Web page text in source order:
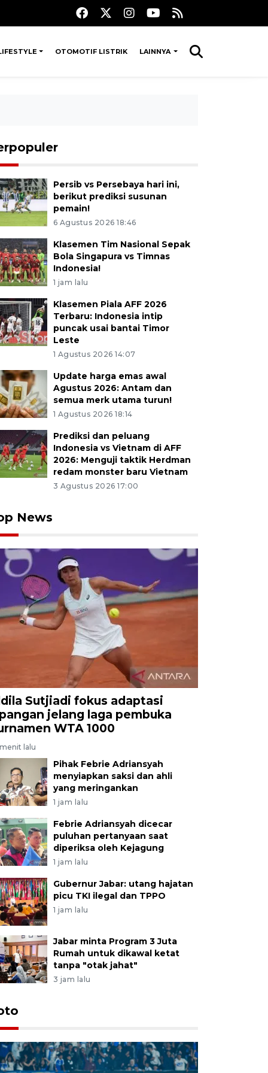
OTOMOTIF LISTRIK LAINNYA
Persib vs Persebaya hari ini,
berikut prediksi susunan
pemain!
6 Agustus 2026 18:46
Klasemen Tim Nasional Sepak
Bola Singapura vs Timnas
Indonesia!
1 jam lalu
Klasemen Piala AFF 2026
Terbaru: Indonesia intip
puncak usai bantai Timor
Leste
1 Agustus 2026 14:07
Update harga emas awal
Agustus 2026: Antam dan
semua merk utama turun!
1 Agustus 2026 18:14
Prediksi dan peluang
Indonesia vs Vietnam di AFF
2026: Menguji taktik Herdman
redam monster baru Vietnam
3 Agustus 2026 17:00
News
Sutjiadi fokus adaptasi
jelang laga pembuka
WTA 1000
lalu
Pihak Febrie Adriansyah
menyiapkan saksi dan ahli
yang meringankan
1 jam lalu
Febrie Adriansyah dicecar
puluhan pertanyaan saat
diperiksa oleh Kejagung
1 jam lalu
Gubernur Jabar: utang hajatan
picu TKI ilegal dan TPPO
1 jam lalu
Jabar minta Program 3 Juta
Rumah untuk dikawal ketat
tanpa "otak jahat"
3 jam lalu